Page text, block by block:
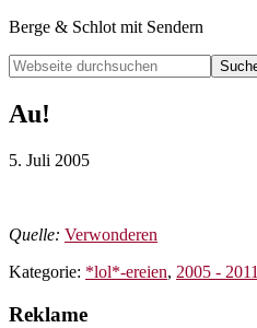
Berge & Schlot mit Sendern
Webseite
durchsuchen
Search
Au!
5. Juli 2005
Quelle: Verwonderen
Kategorie: *lol*-ereien, 2005 - 2011
Reklame